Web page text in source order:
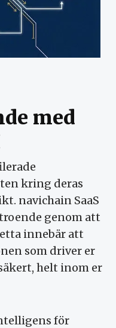
med
kring deras
navichain SaaS
genom att
innebär att
som driver er
helt inom er
för